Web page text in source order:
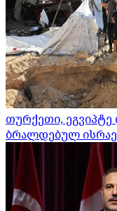
თურქეთი, ეგვიპტე
ბრალდებულ